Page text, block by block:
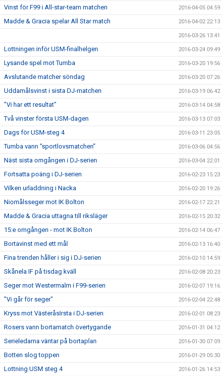
Vinst för F99 i All-star-team matchen 2016-04-05 04:59
Madde & Gracia spelar All Star match 2016-04-02 22:13
2016-03-26 13:41
Lottningen inför USM-finalhelgen 2016-03-24 09:49
Lysande spel mot Tumba 2016-03-20 19:56
Avslutande matcher söndag 2016-03-20 07:26
Uddamålsvinst i sista DJ-matchen 2016-03-19 06:42
"Vi har ett resultat" 2016-03-14 04:58
Två vinster första USM-dagen 2016-03-13 07:03
Dags för USM-steg 4 2016-03-11 23:05
Tumba vann “sportlovsmatchen” 2016-03-06 04:56
Näst sista omgången i DJ-serien 2016-03-04 22:01
Fortsatta poäng i DJ-serien 2016-02-23 15:23
Vilken urladdning i Nacka 2016-02-20 19:26
Niomålsseger mot IK Bolton 2016-02-17 22:21
Madde & Gracia uttagna till riksläger 2016-02-15 20:32
15:e omgången - mot IK Bolton 2016-02-14 06:47
Bortavinst med ett mål 2016-02-13 16:40
Fina trenden håller i sig i DJ-serien 2016-02-10 14:59
Skånela IF på tisdag kväll 2016-02-08 20:23
Seger mot Westermalm i F99-serien 2016-02-07 19:16
"Vi går för seger" 2016-02-04 22:48
Kryss mot VästeråsIrsta i DJ-serien 2016-02-01 08:23
Rosers vann bortamatch övertygande 2016-01-31 04:12
Serieledarna väntar på bortaplan 2016-01-30 07:09
Botten slog toppen 2016-01-29 05:30
Lottning USM steg 4 2016-01-26 14:53